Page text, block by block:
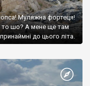
Муляжна фортеця!
то шо? А мене ще там
до цього літа.